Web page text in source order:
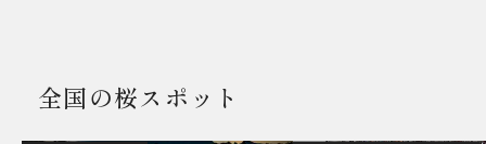
全国の桜スポット